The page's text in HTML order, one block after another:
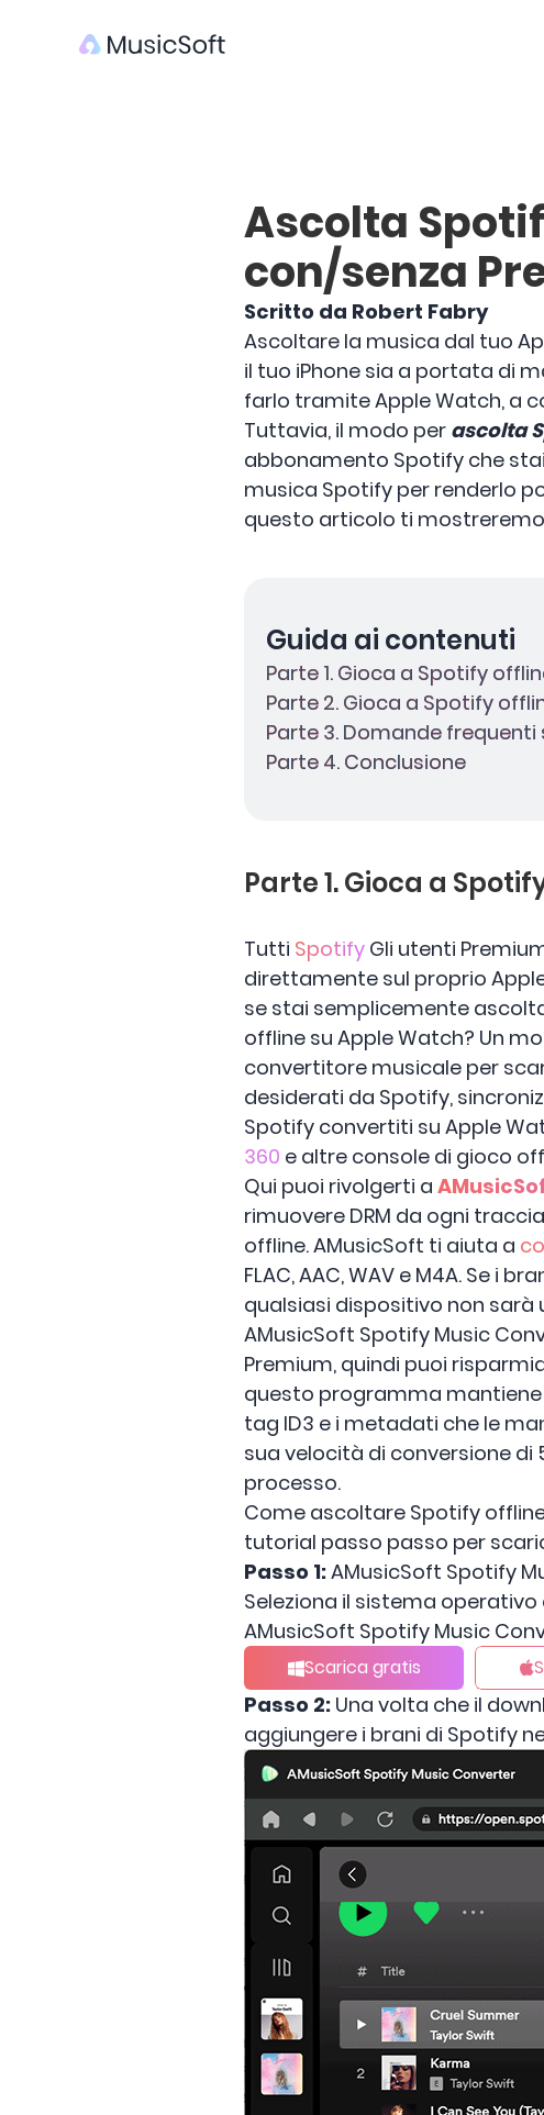
Ascolta
con/senza
Scritto da Robert Fabry
Ascoltare la musica dal tuo
il tuo iPhone sia a portata di
farlo tramite Apple Watch, a
Tuttavia, il modo per ascolta
abbonamento Spotify che
musica Spotify per renderlo
questo articolo ti
Guida ai contenuti
Parte 1. Gioca a Spotify
Parte 2. Gioca a Spotify
Parte 3. Domande
Parte 4. Conclusione
Parte 1. Gioca a
Tutti Spotify Gli utenti
direttamente sul proprio
se stai semplicemente
offline su Apple Watch? Un
convertitore musicale per
desiderati da Spotify,
Spotify convertiti su Apple
360 e altre console di gioco
Qui puoi rivolgerti a
rimuovere DRM da ogni
offline. AMusicSoft ti aiuta a
FLAC, AAC, WAV e M4A. Se i
qualsiasi dispositivo non sarà
AMusicSoft Spotify Music
Premium, quindi puoi
questo programma mantiene
tag ID3 e i metadati che le
sua velocità di conversione
processo.
Come ascoltare Spotify
tutorial passo passo per
Passo 1:AMusicSoft Spotify
Seleziona il sistema
AMusicSoft Spotify Music
Scarica gratis
Passo 2: Una volta che il
aggiungere i brani di Spotify